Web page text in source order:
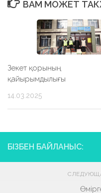
ВАМ МОЖЕТ
Зекет қорының
қайырымдылығы
14.03.2025
БІЗБЕН БАЙЛАНЫС: